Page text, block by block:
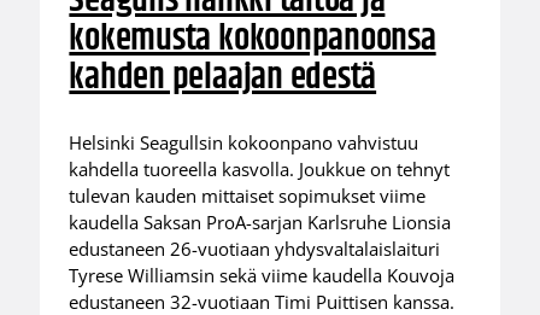
kokemusta kokoonpanoonsa
kahden pelaajan edestä
Helsinki Seagullsin kokoonpano vahvistuu
kahdella tuoreella kasvolla. Joukkue on tehnyt
tulevan kauden mittaiset sopimukset viime
kaudella Saksan ProA-sarjan Karlsruhe Lionsia
edustaneen 26-vuotiaan yhdysvaltalaislaituri
Tyrese Williamsin sekä viime kaudella Kouvoja
edustaneen 32-vuotiaan Timi Puittisen kanssa.